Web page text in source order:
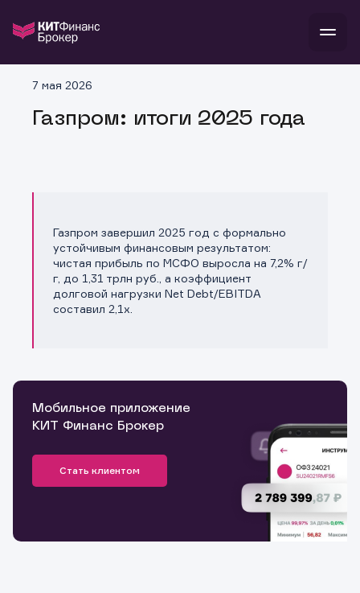
поддержка
Газпром: итоги 2025 года
7 мая 2026
Газпром завершил 2025 год с формально
устойчивым финансовым результатом:
чистая прибыль по МСФО выросла на 7,2% г/
г, до 1,31 трлн руб., а коэффициент
долговой нагрузки Net Debt/EBITDA
составил 2,1x.
Мобильное приложение
КИТ Финанс Брокер
Стать клиентом